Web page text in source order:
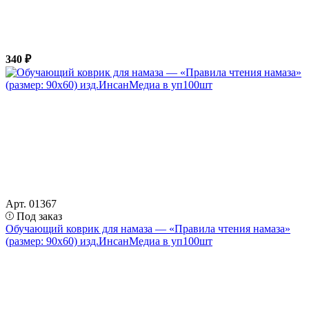
340 ₽
Арт. 01367
Под заказ
Обучающий коврик для намаза — «Правила чтения намаза»
(размер: 90х60) изд.ИнсанМедиа в уп100шт